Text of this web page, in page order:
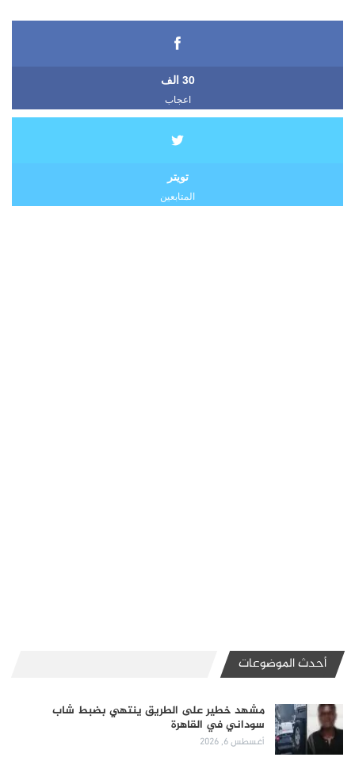
30 الف
اعجاب
تويتر
المتابعين
أحدث الموضوعات
مشهد خطير على الطريق ينتهي بضبط شاب
سوداني في القاهرة
أغسطس 6, 2026